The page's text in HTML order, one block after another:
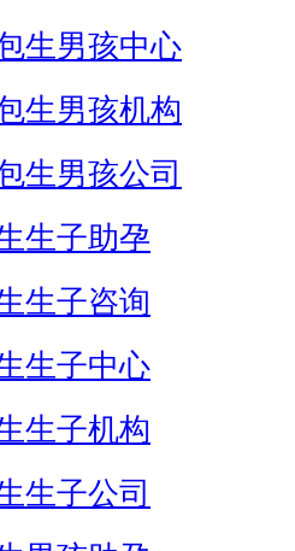
生男孩中心
生男孩机构
生男孩公司
生子助孕
生子咨询
生子中心
生子机构
生子公司